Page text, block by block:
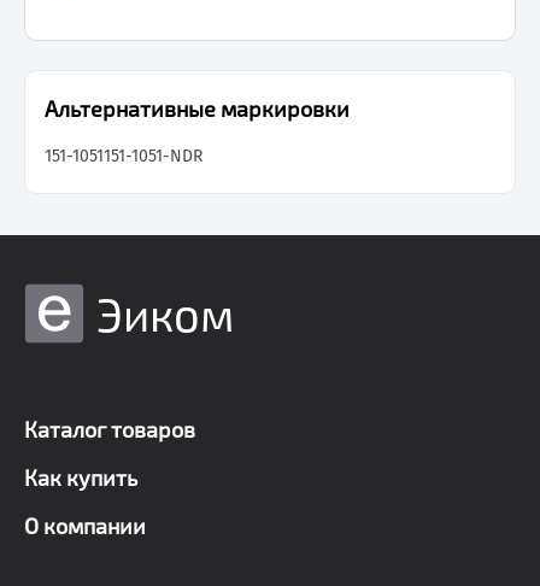
Альтернативные маркировки
151-1051151-1051-NDR
Эиком
Каталог товаров
Как купить
О компании